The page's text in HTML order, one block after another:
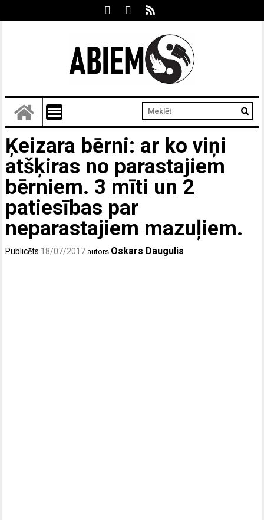
Ķeizara bērni: ar ko viņi
atšķiras no parastajiem
bērniem. 3 mīti un 2
patiesības par
neparastajiem mazuļiem.
Publicēts 18/07/2017 autors Oskars Daugulis